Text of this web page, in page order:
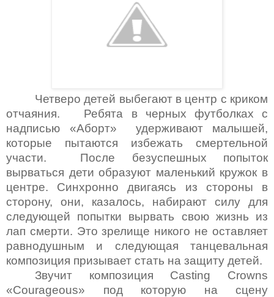
Четверо детей выбегают в центр с криком
отчаяния. Ребята в черных футболках с
надписью «Аборт» удерживают малышей,
которые пытаются избежать смертельной
участи. После безуспешных попыток
вырваться дети образуют маленький кружок в
центре. Синхронно двигаясь из стороны в
сторону, они, казалось, набирают силу для
следующей попытки вырвать свою жизнь из
лап смерти. Это зрелище никого не оставляет
равнодушным и следующая танцевальная
композиция призывает стать на защиту детей.
Звучит композиция Casting Crowns
«Courageous» под которую на сцену